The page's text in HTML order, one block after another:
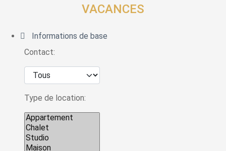
VACANCES
Informations de base
Contact:
Type de location: